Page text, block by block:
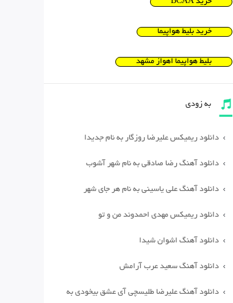
خرید BCAA
خرید بلیط هواپیما
بلیط هواپیما اهواز مشهد
به زودی
دانلود ریمیکس علیرضا روزگار به نام جدیدا
دانلود آهنگ رضا صادقی به نام شهر آشوب
دانلود آهنگ علی یاسینی به نام هر جای شهر
دانلود ریمیکس مهدی احمدوند من و تو
دانلود آهنگ اشوان شیدا
دانلود آهنگ سعید عرب آرامش
دانلود آهنگ علیرضا طلیسچی آی عشق بیخودی به